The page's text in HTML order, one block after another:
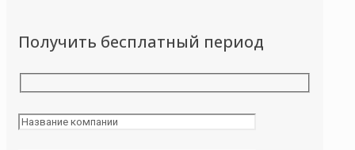
Получить бесплатный период